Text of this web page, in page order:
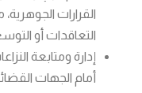
القرارات الجوهرية،
التعاقدات أو
إدارة ومتابعة
أمام الجهات